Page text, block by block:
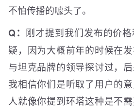
不怕传播的噱头了。
Q： 刚才提到我们发布的价
疑，因为大概前年的时候在
与坦克品牌的领导探讨过，后
我相信你们是听取了用户的
人就像你提到环塔这种是不